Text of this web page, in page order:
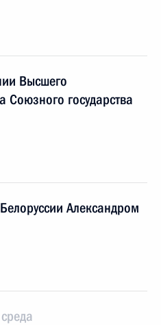
Высшего
Союзного государства
Александром